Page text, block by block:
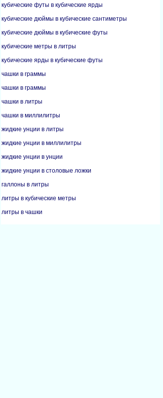
кубические футы в кубические ярды
кубические дюймы в кубические сантиметры
кубические дюймы в кубические футы
кубические метры в литры
кубические ярды в кубические футы
чашки в граммы
чашки в граммы
чашки в литры
чашки в миллилитры
жидкие унции в литры
жидкие унции в миллилитры
жидкие унции в унции
жидкие унции в столовые ложки
галлоны в литры
литры в кубические метры
литры в чашки